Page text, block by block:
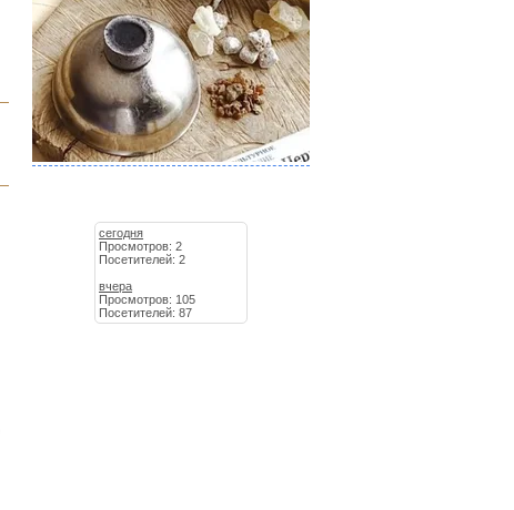
сегодня
Просмотров: 2
Посетителей: 2
вчера
Просмотров: 105
Посетителей: 87